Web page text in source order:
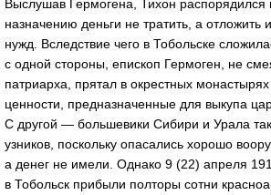
Выслушав Гермогена, Тихон
назначению деньги не тратить, а отложить
нужд. Вследствие чего в Тобольске
с одной стороны, епископ Гермоген, не
патриарха, прятал в окрестных
ценности, предназначенные для выкупа
С другой — большевики Сибири и Урала
узников, поскольку опасались хорошо
а денег не имели. Однако 9 (22) апреля
в Тобольск прибыли полторы сотни